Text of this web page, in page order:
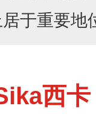
于重要地
西卡